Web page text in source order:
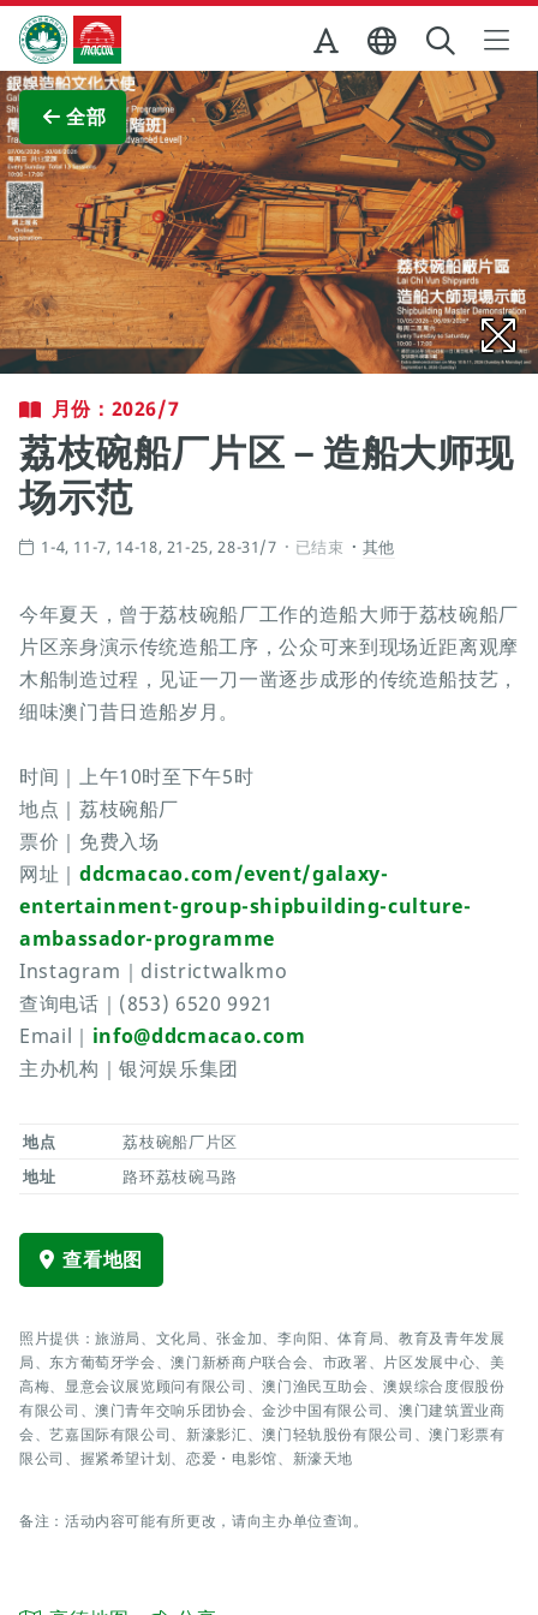
跳至主内容
澳门特别行政区政府旅游局
全部
查看原图
月份：2026/7
荔枝碗船厂片区－造船大师现
场示范
1-4, 11-7, 14-18, 21-25, 28-31/7 已结束 其他
今年夏天，曾于荔枝碗船厂工作的造船大师于荔枝碗船厂
片区亲身演示传统造船工序，公众可来到现场近距离观摩
木船制造过程，见证一刀一凿逐步成形的传统造船技艺，
细味澳门昔日造船岁月。
时间｜上午10时至下午5时
地点｜荔枝碗船厂
票价｜免费入场
网址｜ ddcmacao.com/event/galaxy-
entertainment-group-shipbuilding-culture-
ambassador-programme
Instagram｜districtwalkmo
查询电话｜(853) 6520 9921
Email｜ info@ddcmacao.com
主办机构｜银河娱乐集团
地点
荔枝碗船厂片区
地址
路环荔枝碗马路
查看地图
照片提供：旅游局、文化局、张金加、李向阳、体育局、教育及青年发展
局、东方葡萄牙学会、澳门新桥商户联合会、市政署、片区发展中心、美
高梅、显意会议展览顾问有限公司、澳门渔民互助会、澳娱综合度假股份
有限公司、澳门青年交响乐团协会、金沙中国有限公司、澳门建筑置业商
会、艺嘉国际有限公司、新濠影汇、澳门轻轨股份有限公司、澳门彩票有
限公司、握紧希望计划、恋爱・电影馆、新濠天地
备注：活动内容可能有所更改，请向主办单位查询。